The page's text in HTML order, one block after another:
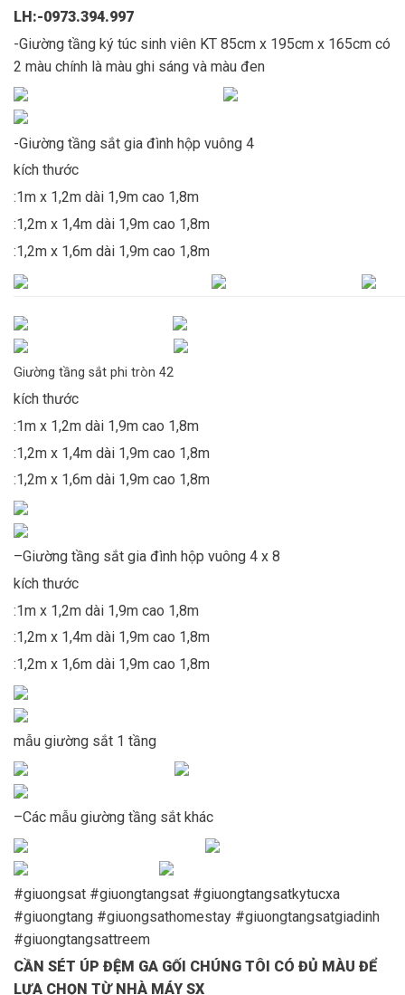
LH:-0973.394.997
-Giường tầng ký túc sinh viên KT 85cm x 195cm x 165cm có
2 màu chính là màu ghi sáng và màu đen
-Giường tầng sắt gia đình hộp vuông 4
kích thước
:1m x 1,2m dài 1,9m cao 1,8m
:1,2m x 1,4m dài 1,9m cao 1,8m
:1,2m x 1,6m dài 1,9m cao 1,8m
Giường tầng sắt phi tròn 42
kích thước
:1m x 1,2m dài 1,9m cao 1,8m
:1,2m x 1,4m dài 1,9m cao 1,8m
:1,2m x 1,6m dài 1,9m cao 1,8m
–Giường tầng sắt gia đình hộp vuông 4 x 8
kích thước
:1m x 1,2m dài 1,9m cao 1,8m
:1,2m x 1,4m dài 1,9m cao 1,8m
:1,2m x 1,6m dài 1,9m cao 1,8m
mẫu giường sắt 1 tầng
–Các mẫu giường tầng sắt khác
#giuongsat #giuongtangsat #giuongtangsatkytucxa
#giuongtang #giuongsathomestay #giuongtangsatgiadinh
#giuongtangsattreem
CẦN SÉT ÚP ĐỆM GA GỐI CHÚNG TÔI CÓ ĐỦ MÀU ĐỂ
LỰA CHỌN TỪ NHÀ MÁY SX